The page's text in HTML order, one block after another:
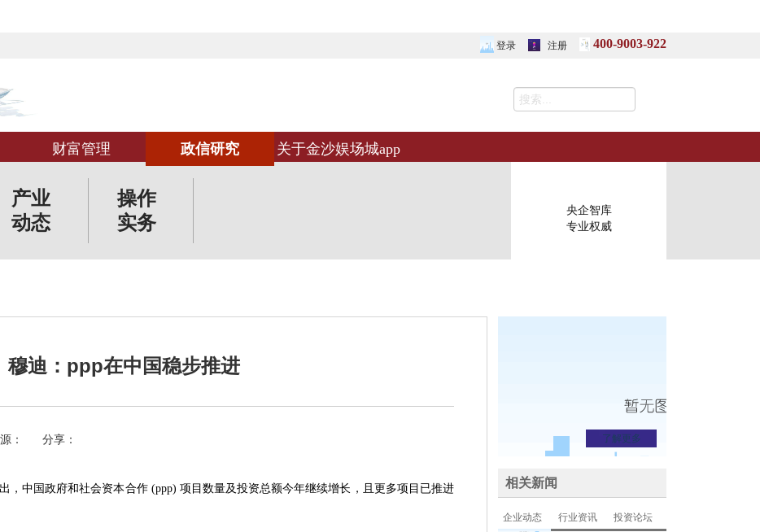
登录 注册 400-9003-922
财富管理 政信研究 关于金沙娱场城app
产业
动态
操作
实务
央企智库
专业权威
穆迪：ppp在中国稳步推进
： 分享：
，中国政府和社会资本合作 (ppp) 项目数量及投资总额今年继续增长，且更多项目已推进
了解更多
相关新闻
企业动态 行业资讯 投资论坛